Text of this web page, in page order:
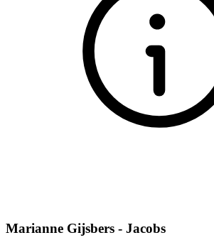
Marianne Gijsbers - Jacobs